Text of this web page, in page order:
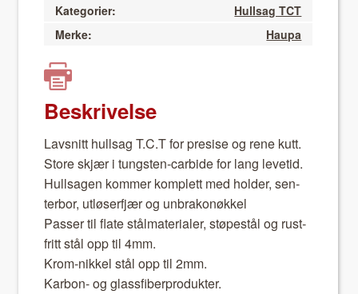
Kategorier:
Hullsag TCT
Merke:
Haupa
Beskrivelse
Lavs­nitt hull­sag T.C.T for pre­sise og rene kutt.
Store skjær i tung­sten-car­bide for lang lev­etid.
Hull­sagen kom­mer kom­plett med hold­er, sen­
ter­bor, utløser­fjær og unbrakonøkkel
Pass­er til flate stål­ma­te­ri­aler, støpestål og rust­
fritt stål opp til 4mm.
Krom-nikkel stål opp til 2mm.
Kar­bon- og glass­fiber­pro­duk­ter.